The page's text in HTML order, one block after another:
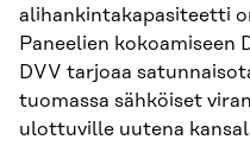
alihankintakapasiteetti
Paneelien kokoamiseen
DVV tarjoaa
tuomassa sähköiset
ulottuville uutena